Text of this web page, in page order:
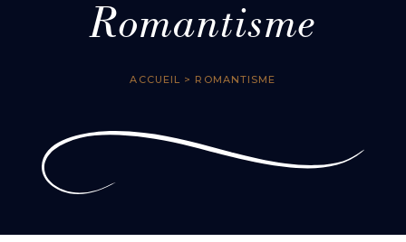
Romantisme
ACCUEIL > ROMANTISME